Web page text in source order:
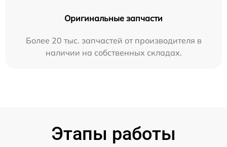
Оригинальные запчасти
Более 20 тыс. запчастей от производителя в
наличии на собственных складах.
Этапы работы